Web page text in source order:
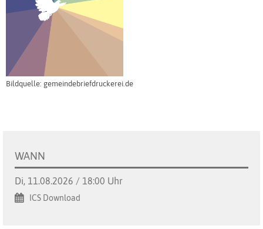
Bildquelle: gemeindebriefdruckerei.de
WANN
Di, 11.08.2026 / 18:00 Uhr
ICS Download